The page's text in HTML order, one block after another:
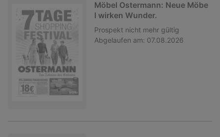
Möbel Ostermann: Neue Möbe
l wirken Wunder.
Prospekt nicht mehr gültig
Abgelaufen am: 07.08.2026